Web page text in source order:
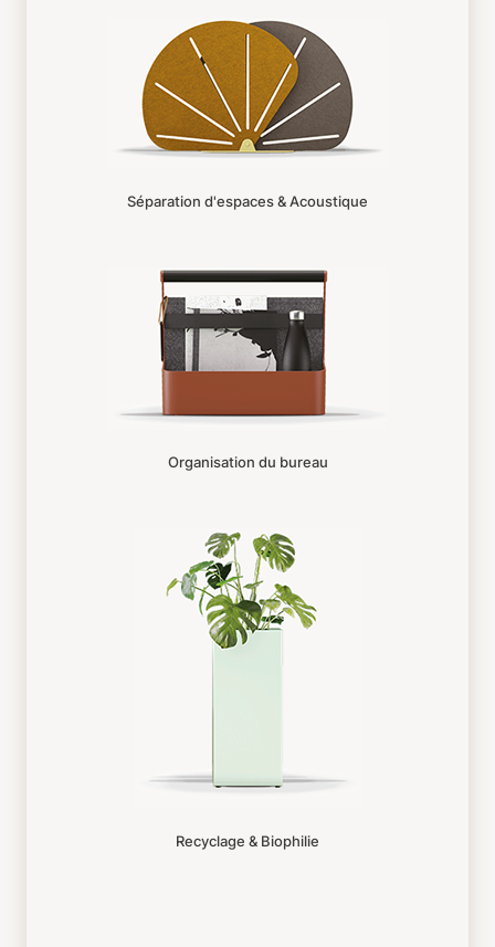
Séparation d'espaces & Acoustique
Organisation du bureau
Recyclage & Biophilie